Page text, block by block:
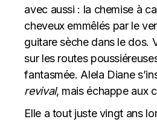
avec aussi : la chemise à
cheveux emmêlés par le
guitare sèche dans le dos.
sur les routes
fantasmée. Alela Diane
revival, mais échappe aux
Elle a tout juste vingt ans